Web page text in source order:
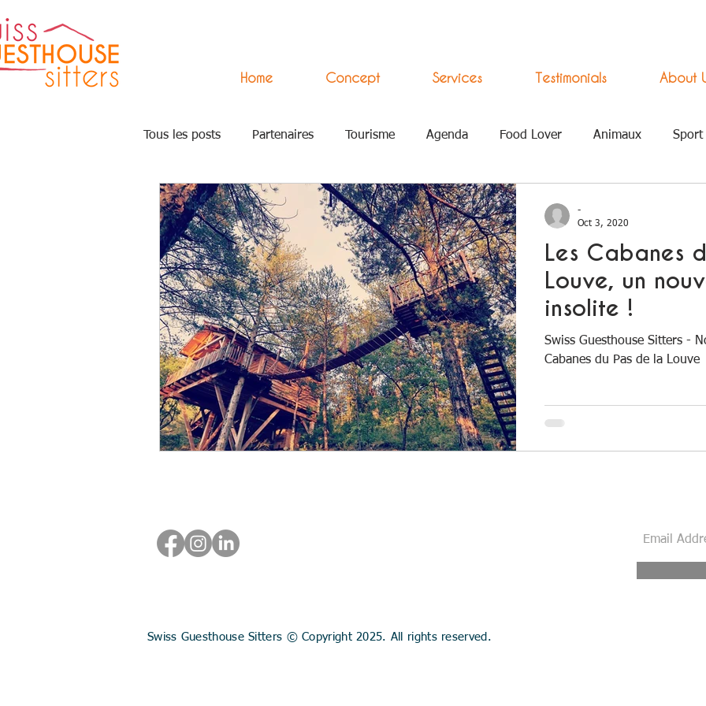
Home Concept Services Testimonials About
Tous les posts Partenaires Tourisme Agenda Food Lover Animaux Sport
Press Arts Accompagnement Numérique
Les Cabanes
Louve, un
insolite !
Swiss Guesthouse Sitters -
Cabanes du Pas de la Louve
-
Oct 3, 2020
Swiss Guesthouse Sitters © Copyright 2025. All rights reserved.